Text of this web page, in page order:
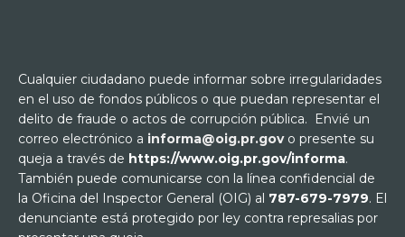
Cualquier ciudadano puede informar sobre irregularidades
en el uso de fondos públicos o que puedan representar el
delito de fraude o actos de corrupción pública. Envié un
correo electrónico a informa@oig.pr.govo presente su
queja a través de https://www.oig.pr.gov/informa.
También puede comunicarse con la línea confidencial de
la Oficina del Inspector General (OIG) al 787-679-7979. El
denunciante está protegido por ley contra represalias por